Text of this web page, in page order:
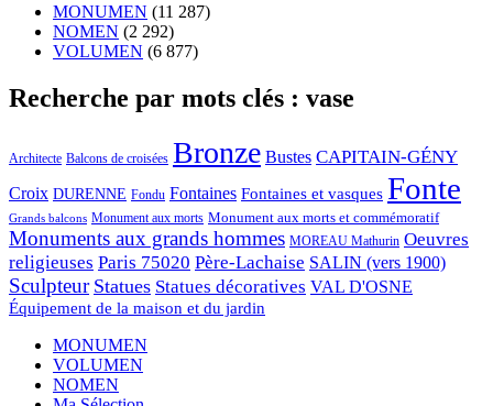
MONUMEN (11 287)
NOMEN (2 292)
VOLUMEN (6 877)
Recherche par mots clés : vase
Architecte Balcons de croisées Bronze Bustes CAPITAIN-GÉNY
Croix DURENNE Fondu Fontaines Fontaines et vasques Fonte
Grands balcons Monument aux morts Monument aux morts et commémoratif
Monuments aux grands hommes MOREAU Mathurin Oeuvres
religieuses Paris 75020 Père-Lachaise SALIN (vers 1900)
Sculpteur Statues Statues décoratives VAL D'OSNE
Équipement de la maison et du jardin
MONUMEN
VOLUMEN
NOMEN